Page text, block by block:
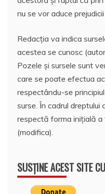
nu se vor aduce
Redacția va indica
acestea se cunosc
Pozele și sursele sunt
care se poate efectua
respectându-se
surse. În cadrul dreptului
respectă forma inițială
(modifica).
SUSȚINE ACEST SITE